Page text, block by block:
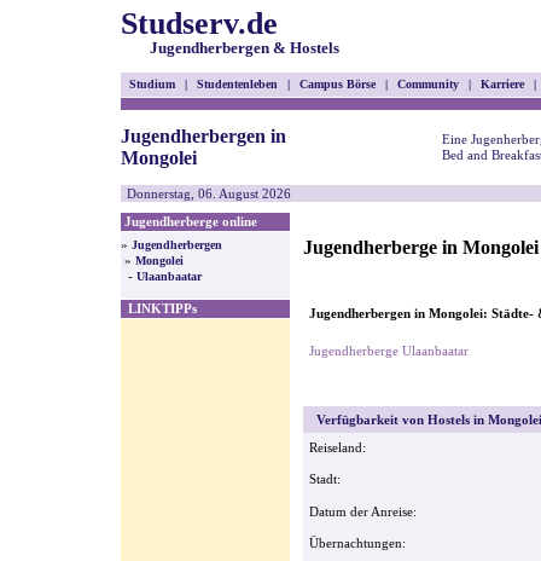
Studserv.de
Jugendherbergen & Hostels
Studium | Studentenleben | Campus Börse | Community | Karriere |
Jugendherbergen in
Mongolei
Eine
Bed and
Donnerstag, 06. August 2026
Jugendherberge online
» Jugendherbergen
» Mongolei
- Ulaanbaatar
LINKTIPPs
Jugendherberge in Mongolei
Jugendherbergen in Mongolei: Städte-
Jugendherberge Ulaanbaatar
Verfügbarkeit von Hostels in
Reiseland:
Stadt:
Datum der Anreise:
Übernachtungen: